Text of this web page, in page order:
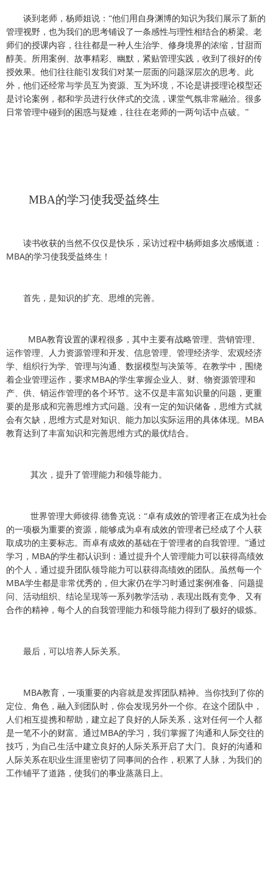
谈到 老师，杨师姐说：“他们用自身渊博的知识为我们展示了新的
管理视野，也为我们的思考铺设了一条感性与理性相结合的桥梁。老
师们的授课内容，往往都是一种人生治学、修身境界的浓缩，甘甜而
醇美。所用案例、故事精彩、幽默，紧贴管理实践，收到了很好的传
授效果。他们往往能引发我们对某一层面的问题深层次的思考。此
外，他们还经常与学员互为资源、互为环境，不论是讲授理论模型还
是讨论案例，都和学员进行伙伴式的交流，课堂气氛非常融洽。很多
日常管理中碰到的困惑与疑难，往往在老师的一两句话中点破。”
MBA的学习使我受益终生
读书收获的当然不仅仅是快乐，采访过程中杨师姐多次感慨道：
MBA的学习使我受益终生！
首先，是知识的扩充、思维的完善。
MBA教育设置的课程很多，其中主要有战略管理、营销管理、
运作管理、人力资源管理和开发、信息管理、管理经济学、宏观经济
学、组织行为学、管理与沟通、数据模型与决策等。在教学中，围绕
着企业管理运作，要求MBA的学生掌握企业人、财、物资源管理和
产、供、销运作管理的各个环节。这不仅是丰富知识量的问题，更重
要的是形成和完善思维方式问题。没有一定的知识储备，思维方式就
会有欠缺，思维方式是对知识、能力加以实际运用的具体体现。 MBA
教育达到了丰富知识和完善思维方式的最优结合。
其次，提升了管理能力和领导能力。
世界管理大师彼得.德鲁克说：“卓有成效的管理者正在成为社会
的一项极为重要的资源，能够成为卓有成效的管理者已经成了个人获
取成功的主要标志。而卓有成效的基础在于管理者的自我管理。”通过
学习， MBA的学生都认识到：通过提升个人管理能力可以获得高绩效
的个人，通过提升团队领导能力可以获得高绩效的团队。虽然每一个
MBA学生都是非常优秀的，但大家仍在学习时通过案例准备、问题提
问、活动组织、结论呈现等一系列教学活动，表现出既有竞争、又有
合作的精神，每个人的自我管理能力和领导能力得到了极好的锻炼。
最后，可以培养人际关系。
MBA教育，一项重要的内容就是发挥团队精神。当你找到了你的
定位、角色，融入到团队时，你会发现另外一个你。在这个团队中，
人们相互提携和帮助，建立起了良好的人际关系，这对任何一个人都
是一笔不小的财富。通过MBA的学习，我们掌握了沟通和人际交往的
技巧，为自己生活中建立良好的人际关系开启了大门。良好的沟通和
人际关系在职业生涯里密切了同事间的合作，积累了人脉，为我们的
工作铺平了道路，使我们的事业蒸蒸日上。